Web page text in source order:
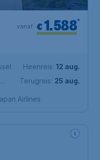
€1.588*
vanaf
Heenreis: 12 aug.
Terugreis: 25 aug.
Airlines